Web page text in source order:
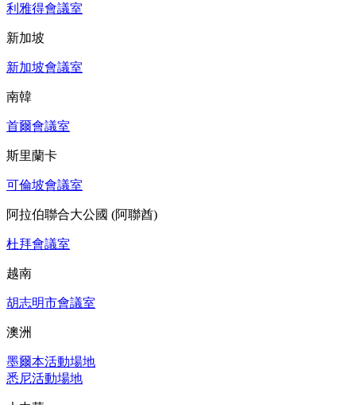
利雅得會議室
新加坡
新加坡會議室
南韓
首爾會議室
斯里蘭卡
可倫坡會議室
阿拉伯聯合大公國 (阿聯酋)
杜拜會議室
越南
胡志明市會議室
澳洲
墨爾本活動場地
悉尼活動場地